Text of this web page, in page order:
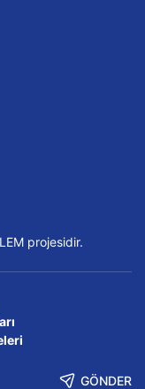
projesidir.
GÖNDER